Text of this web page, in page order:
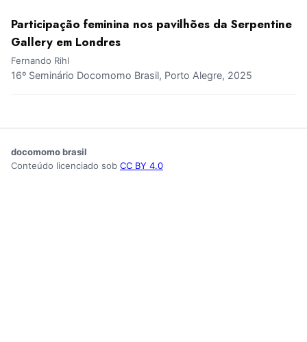
Participação feminina nos pavilhões da Serpentine
Gallery em Londres
Fernando Rihl
16º Seminário Docomomo Brasil, Porto Alegre, 2025
docomomo brasil
Conteúdo licenciado sob CC BY 4.0